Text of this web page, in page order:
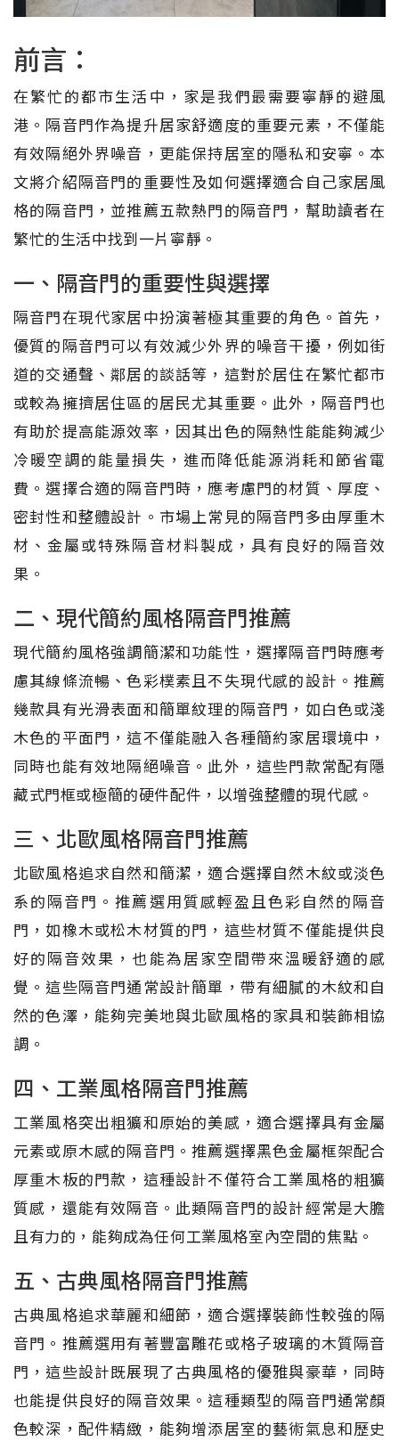
前言：
在繁忙的都市生活中，家是我們最需要寧靜的避風
港。隔音門作為提升居家舒適度的重要元素，不僅能
有效隔絕外界噪音，更能保持居室的隱私和安寧。本
文將介紹隔音門的重要性及如何選擇適合自己家居風
格的隔音門，並推薦五款熱門的隔音門，幫助讀者在
繁忙的生活中找到一片寧靜。
一、隔音門的重要性與選擇
隔音門在現代家居中扮演著極其重要的角色。首先，
優質的隔音門可以有效減少外界的噪音干擾，例如街
道的交通聲、鄰居的談話等，這對於居住在繁忙都市
或較為擁擠居住區的居民尤其重要。此外，隔音門也
有助於提高能源效率，因其出色的隔熱性能能夠減少
冷暖空調的能量損失，進而降低能源消耗和節省電
費。選擇合適的隔音門時，應考慮門的材質、厚度、
密封性和整體設計。市場上常見的隔音門多由厚重木
材、金屬或特殊隔音材料製成，具有良好的隔音效
果。
二、現代簡約風格隔音門推薦
現代簡約風格強調簡潔和功能性，選擇隔音門時應考
慮其線條流暢、色彩樸素且不失現代感的設計。推薦
幾款具有光滑表面和簡單紋理的隔音門，如白色或淺
木色的平面門，這不僅能融入各種簡約家居環境中，
同時也能有效地隔絕噪音。此外，這些門款常配有隱
藏式門框或極簡的硬件配件，以增強整體的現代感。
三、北歐風格隔音門推薦
北歐風格追求自然和簡潔，適合選擇自然木紋或淡色
系的隔音門。推薦選用質感輕盈且色彩自然的隔音
門，如橡木或松木材質的門，這些材質不僅能提供良
好的隔音效果，也能為居家空間帶來溫暖舒適的感
覺。這些隔音門通常設計簡單，帶有細膩的木紋和自
然的色澤，能夠完美地與北歐風格的家具和裝飾相協
調。
四、工業風格隔音門推薦
工業風格突出粗獷和原始的美感，適合選擇具有金屬
元素或原木感的隔音門。推薦選擇黑色金屬框架配合
厚重木板的門款，這種設計不僅符合工業風格的粗獷
質感，還能有效隔音。此類隔音門的設計經常是大膽
且有力的，能夠成為任何工業風格室內空間的焦點。
五、古典風格隔音門推薦
古典風格追求華麗和細節，適合選擇裝飾性較強的隔
音門。推薦選用有著豐富雕花或格子玻璃的木質隔音
門，這些設計既展現了古典風格的優雅與豪華，同時
也能提供良好的隔音效果。這種類型的隔音門通常顏
色較深，配件精緻，能夠增添居室的藝術氣息和歷史